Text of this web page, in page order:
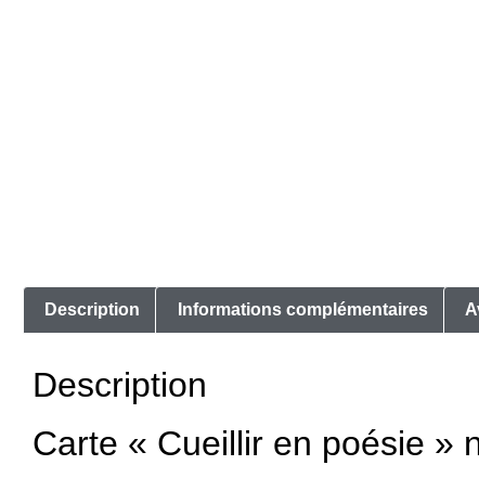
Description Informations complémentaires
Description
Carte « Cueillir en poésie »